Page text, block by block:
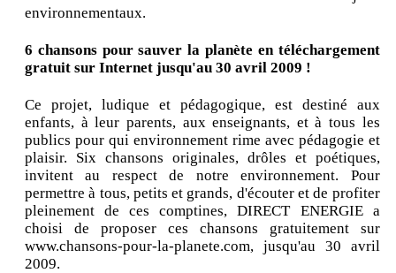
environnementaux.
6 chansons pour sauver la planète en téléchargement
gratuit sur Internet jusqu'au 30 avril 2009 !
Ce projet, ludique et pédagogique, est destiné aux
enfants, à leur parents, aux enseignants, et à tous les
publics pour qui environnement rime avec pédagogie et
plaisir. Six chansons originales, drôles et poétiques,
invitent au respect de notre environnement. Pour
permettre à tous, petits et grands, d'écouter et de profiter
pleinement de ces comptines, DIRECT ENERGIE a
choisi de proposer ces chansons gratuitement sur
www.chansons-pour-la-planete.com, jusqu'au 30 avril
2009.